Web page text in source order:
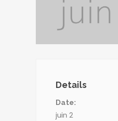
Details
Date:
juin 2